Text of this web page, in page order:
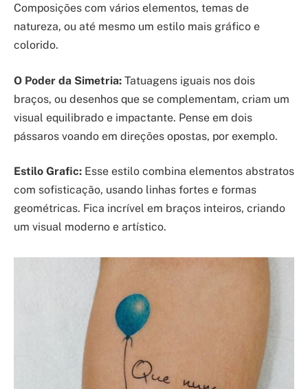
Composições com vários elementos, temas de
natureza, ou até mesmo um estilo mais gráfico e
colorido.
O Poder da Simetria: Tatuagens iguais nos dois
braços, ou desenhos que se complementam, criam um
visual equilibrado e impactante. Pense em dois
pássaros voando em direções opostas, por exemplo.
Estilo Grafic: Esse estilo combina elementos abstratos
com sofisticação, usando linhas fortes e formas
geométricas. Fica incrível em braços inteiros, criando
um visual moderno e artístico.